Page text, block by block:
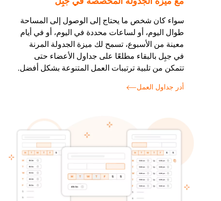
سواء كان شخص ما يحتاج إلى الوصول إلى المساحة
طوال اليوم، أو لساعات محددة في اليوم، أو في أيام
معينة من الأسبوع، تسمح لك ميزة الجدولة المرنة
في جبِل بالبقاء مطلعًا على جداول الأعضاء حتى
تتمكن من تلبية ترتيبات العمل المتنوعة بشكل أفضل.
أدر جداول العمل